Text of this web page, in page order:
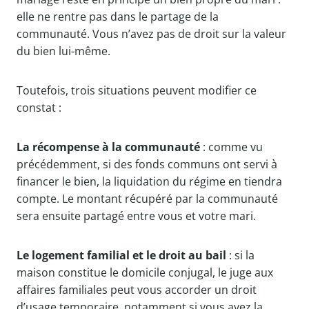
elle ne rentre pas dans le partage de la
communauté. Vous n’avez pas de droit sur la valeur
du bien lui-même.
Toutefois, trois situations peuvent modifier ce
constat :
La récompense à la communauté : comme vu
précédemment, si des fonds communs ont servi à
financer le bien, la liquidation du régime en tiendra
compte. Le montant récupéré par la communauté
sera ensuite partagé entre vous et votre mari.
Le logement familial et le droit au bail : si la
maison constitue le domicile conjugal, le juge aux
affaires familiales peut vous accorder un droit